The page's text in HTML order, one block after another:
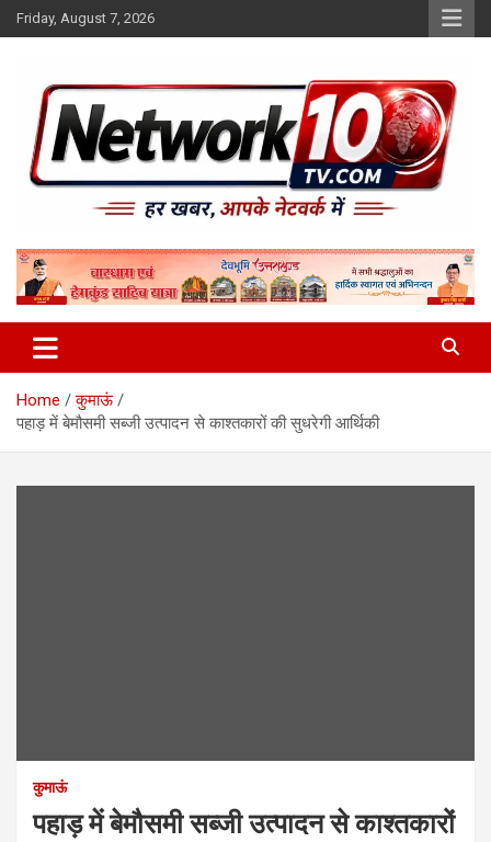
Skip
to
Friday, August 7, 2026
Network10tv
Home
कुमाऊं
पहाड़ में बेमौसमी सब्जी उत्पादन से काश्तकारों की सुधरेगी आर्थिकी
कुमाऊं
पहाड़ में बेमौसमी सब्जी उत्पादन से काश्तकारों